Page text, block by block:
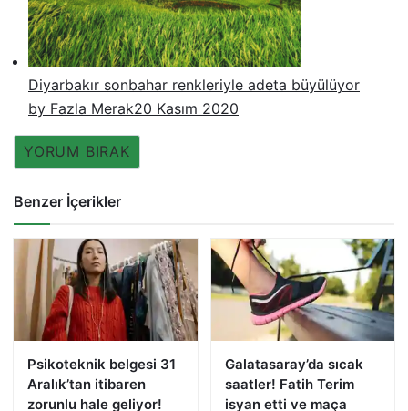
Diyarbakır sonbahar renkleriyle adeta büyülüyor
by Fazla Merak20 Kasım 2020
YORUM BIRAK
Benzer İçerikler
Psikoteknik belgesi 31
Aralık’tan itibaren
zorunlu hale geliyor!
Galatasaray’da sıcak
saatler! Fatih Terim
isyan etti ve maça